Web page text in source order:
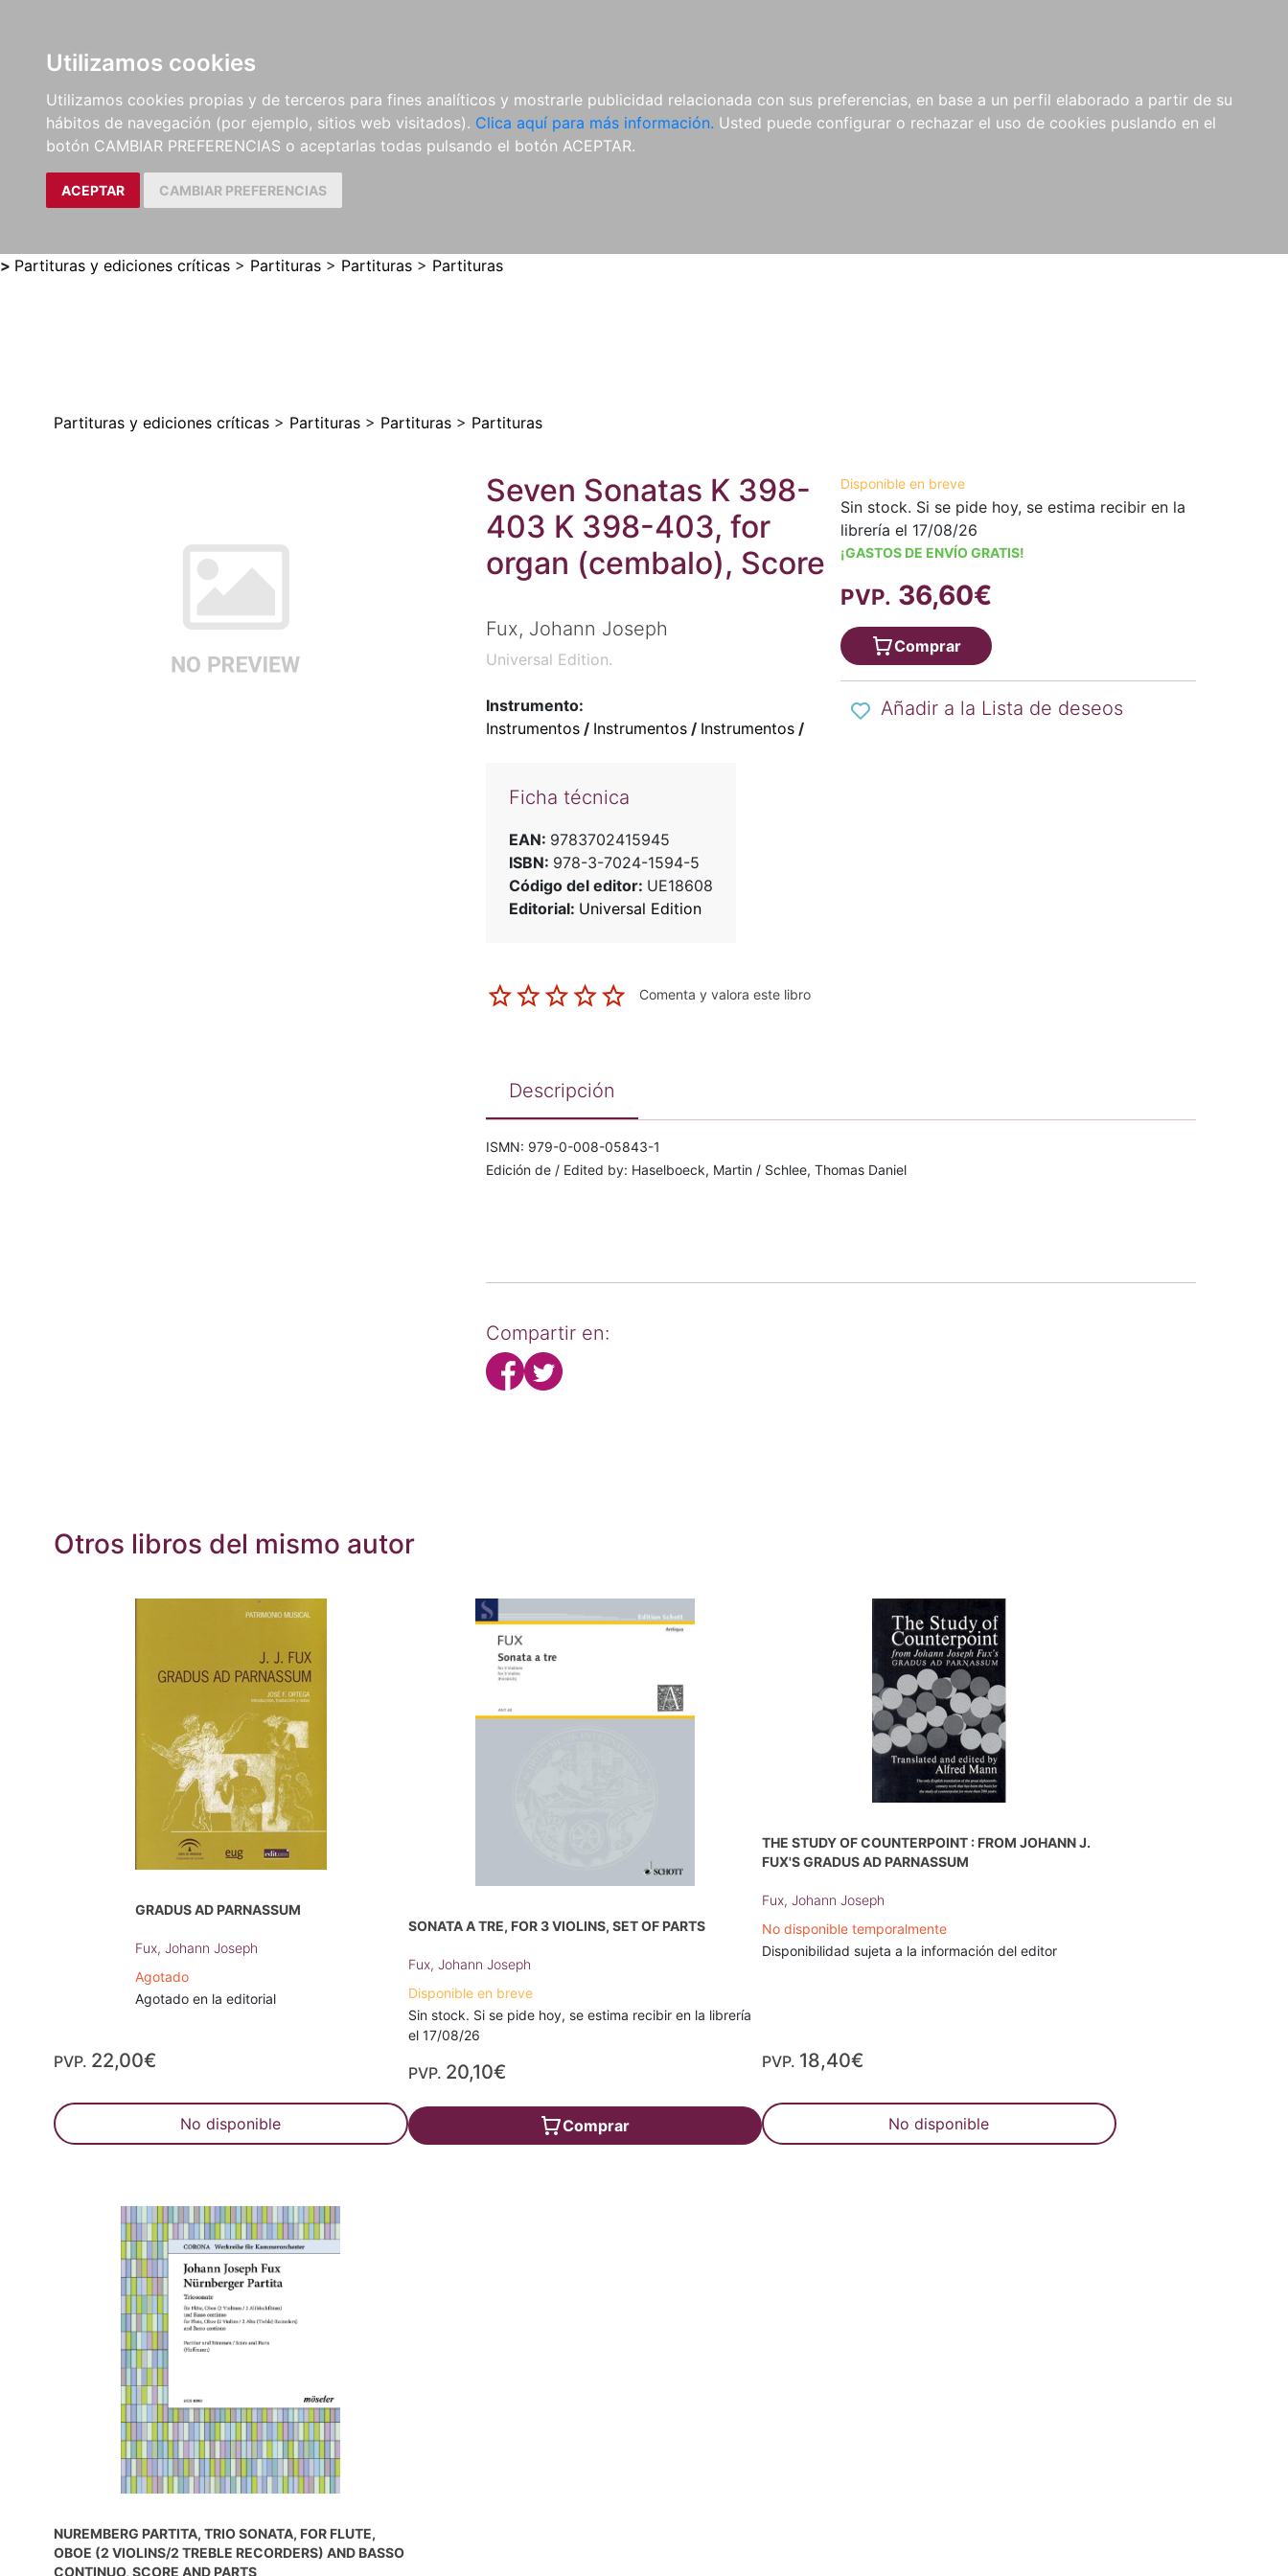
Utilizamos cookies
Utilizamos cookies propias y de terceros para fines analíticos y mostrarle publicidad relacionada con sus preferencias, en base a un perfil elaborado a partir de su
hábitos de navegación (por ejemplo, sitios web visitados). Clica aquí para más información. Usted puede configurar o rechazar el uso de cookies puslando en el
botón CAMBIAR PREFERENCIAS o aceptarlas todas pulsando el botón ACEPTAR.
ACEPTAR CAMBIAR PREFERENCIAS
LIBROS
MÉTODOS Y
EJERCICIOS
PARTITURAS Y EDICIONES
CRÍTICAS
REVISTAS
CDS Y
DVDS
MATERIAL
COMPLEMENTARIO
NOVEDADES NOTICIAS
COMPRAS
INSTITUCIONALES
> Partituras y ediciones críticas > Partituras > Partituras > Partituras
Partituras y ediciones críticas > Partituras > Partituras > Partituras
Seven Sonatas K 398-
403 K 398-403, for
organ (cembalo), Score
Fux, Johann Joseph
Universal Edition.
Instrumento:
Instrumentos/ Instrumentos/ Instrumentos/
Ficha técnica
EAN: 9783702415945
ISBN: 978-3-7024-1594-5
Código del editor: UE18608
Editorial: Universal Edition
Comenta y valora este libro
Disponible en breve
Sin stock. Si se pide hoy, se estima recibir en la
librería el 17/08/26
¡GASTOS DE ENVÍO GRATIS!
PVP. 36,60€
Comprar
Añadir a la Lista de deseos
Descripción
ISMN: 979-0-008-05843-1
Edición de / Edited by: Haselboeck, Martin / Schlee, Thomas Daniel
Compartir en:
Otros libros del mismo autor
GRADUS AD PARNASSUM
Fux, Johann Joseph
Agotado
Agotado en la editorial
PVP. 22,00€
No disponible
SONATA A TRE, FOR 3 VIOLINS, SET OF PARTS
Fux, Johann Joseph
Disponible en breve
Sin stock. Si se pide hoy, se estima recibir en la librería
el 17/08/26
PVP. 20,10€
Comprar
THE STUDY OF COUNTERPOINT : FROM JOHANN J.
FUX'S GRADUS AD PARNASSUM
Fux, Johann Joseph
No disponible temporalmente
Disponibilidad sujeta a la información del editor
PVP. 18,40€
No disponible
NUREMBERG PARTITA, TRIO SONATA, FOR FLUTE,
OBOE (2 VIOLINS/2 TREBLE RECORDERS) AND BASSO
CONTINUO, SCORE AND PARTS